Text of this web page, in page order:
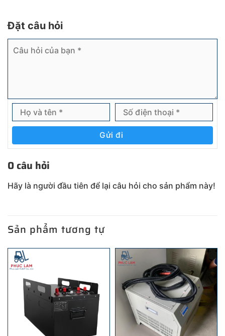
Đặt câu hỏi
Gửi đi
0 câu hỏi
Hãy là người đầu tiên để lại câu hỏi cho sản phẩm này!
Sản phẩm tương tự